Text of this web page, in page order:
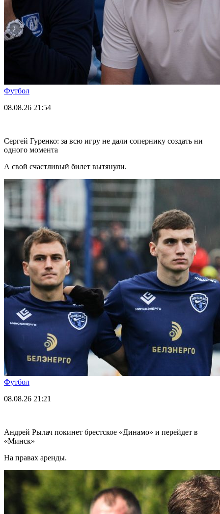
Футбол
08.08.26 21:54
Сергей Гуренко: за всю игру не дали сопернику создать ни
одного момента
А свой счастливый билет вытянули.
Футбол
08.08.26 21:21
Андрей Рылач покинет брестское «Динамо» и перейдет в
«Минск»
На правах аренды.